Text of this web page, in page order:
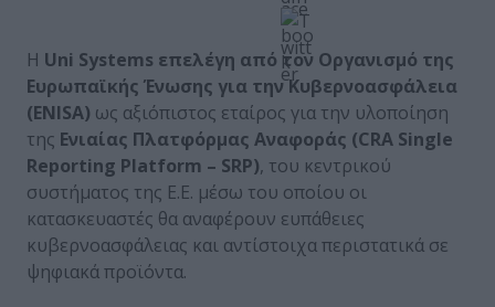
Η Uni Systems επελέγη από τον Οργανισμό της
Ευρωπαϊκής Ένωσης για την Κυβερνοασφάλεια
(ENISA) ως αξιόπιστος εταίρος για την υλοποίηση
της Ενιαίας Πλατφόρμας Αναφοράς (CRA Single
Reporting Platform – SRP), του κεντρικού
συστήματος της Ε.Ε. μέσω του οποίου οι
κατασκευαστές θα αναφέρουν ευπάθειες
κυβερνοασφάλειας και αντίστοιχα περιστατικά σε
ψηφιακά προϊόντα.